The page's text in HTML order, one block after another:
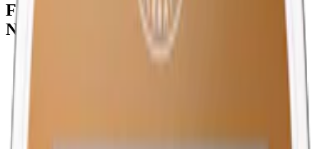
Fakta om LEWA Apple Spruce
Nikotinfritt snus med koffein